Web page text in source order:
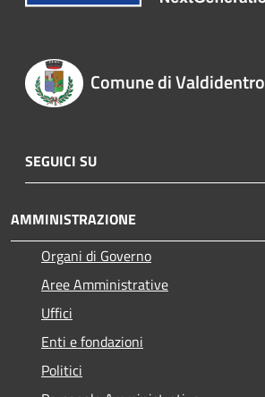
Comune di Valdidentro
SEGUICI SU
AMMINISTRAZIONE
Organi di Governo
Aree Amministrative
Uffici
Enti e fondazioni
Politici